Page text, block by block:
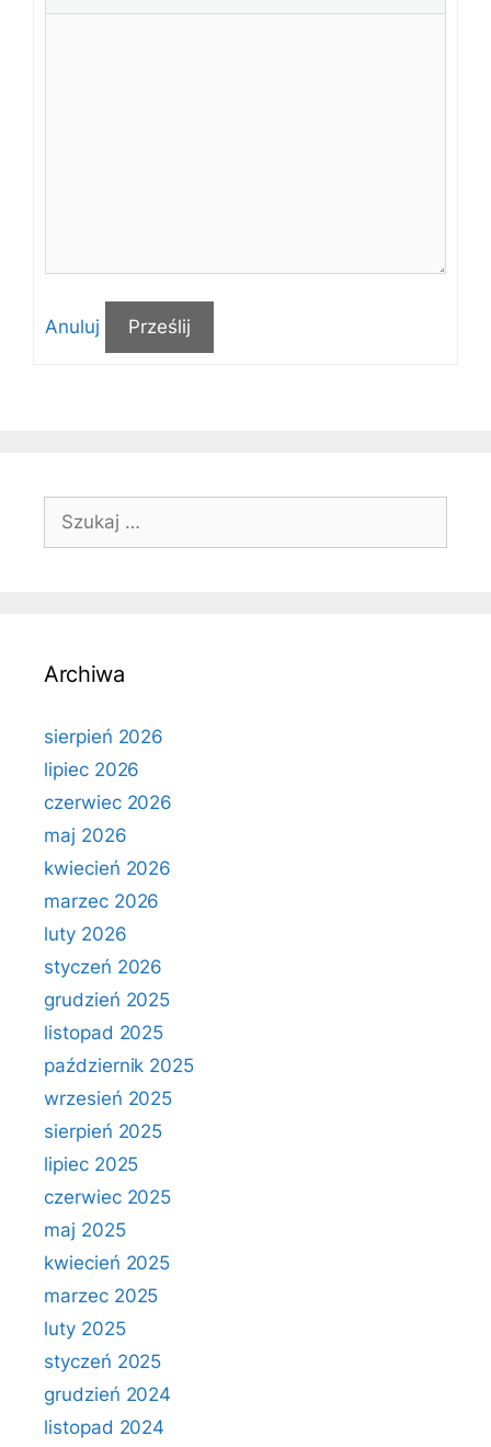
Anuluj Prześlij
Szukaj:
Archiwa
sierpień 2026
lipiec 2026
czerwiec 2026
maj 2026
kwiecień 2026
marzec 2026
luty 2026
styczeń 2026
grudzień 2025
listopad 2025
październik 2025
wrzesień 2025
sierpień 2025
lipiec 2025
czerwiec 2025
maj 2025
kwiecień 2025
marzec 2025
luty 2025
styczeń 2025
grudzień 2024
listopad 2024